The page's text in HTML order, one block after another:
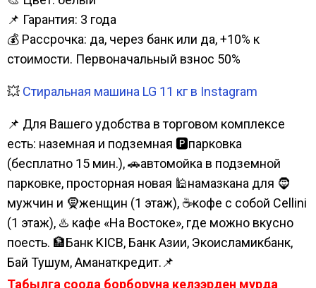
📌 Гарантия: 3 года
💰 Рассрочка: да, через банк или да, +10% к
стоимости. Первоначальный взнос 50%
💥 Стиральная машина LG 11 кг в Instagram
📌 Для Вашего удобства в торговом комплексе
есть: наземная и подземная 🅿парковка
(бесплатно 15 мин.), 🚗автомойка в подземной
парковке, просторная новая 🕌намазкана для 🧔
мужчин и 🧕женщин (1 этаж), ☕кофе с собой Cellini
(1 этаж), ♨️ кафе «На Востоке», где можно вкусно
поесть. 🏦Банк KICB, Банк Азии, Экоисламикбанк,
Бай Тушум, Аманаткредит.📌
Табылга соода борборуна келээрден мурда